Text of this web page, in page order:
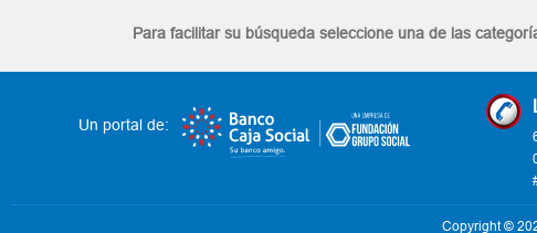
Para facilitar su búsqueda seleccione una de las
Un portal de:
Copyright ©